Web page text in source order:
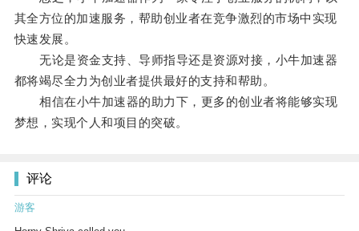
其全方位的加速服务，帮助创业者在竞争激烈的市场中实现
快速发展。
无论是资金支持、导师指导还是资源对接，小牛加速器
都将竭尽全力为创业者提供最好的支持和帮助。
相信在小牛加速器的助力下，更多的创业者将能够实现
梦想，实现个人和项目的突破。
评论
游客